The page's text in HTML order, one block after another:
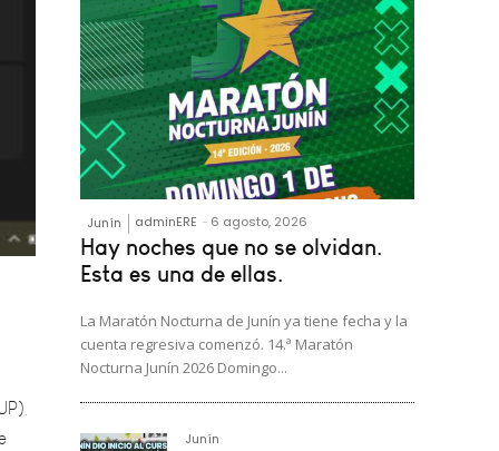
Junín adminERE - 6 agosto, 2026
Hay noches que no se olvidan.
Esta es una de ellas.
La Maratón Nocturna de Junín ya tiene fecha y la
cuenta regresiva comenzó. 14.ª Maratón
Nocturna Junín 2026 Domingo...
Junín